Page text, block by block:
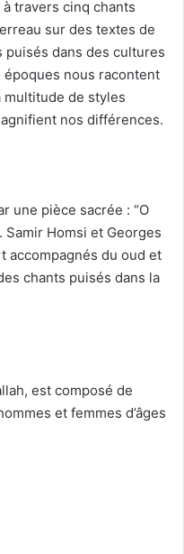
travers cinq chants
sur des textes de
puisés dans des cultures
nous racontent
multitude de styles
nos différences.
une pièce sacrée : “O
Samir Homsi et Georges
accompagnés du oud et
chants puisés dans la
est composé de
et femmes d’âges